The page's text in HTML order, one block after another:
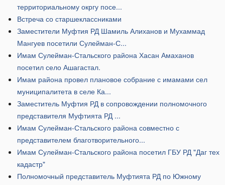
территориальному окргу посе...
Встреча со старшеклассниками
​Заместители Муфтия РД Шамиль Алиханов и Мухаммад
Мангуев посетили Сулейман-С...
​Имам Сулейман-Стальского района Хасан Амаханов
посетил село Ашагастал.
​Имам района провел плановое собрание с имамами сел
муниципалитета в селе Ка...
Заместитель Муфтия РД в сопровождении полномочного
представителя Муфтията РД ...
Имам Сулейман-Стальского района совместно с
представителем благотворительного...
Имам Сулейман-Стальского района посетил ГБУ РД "Даг тех
кадастр"
Полномочный представитель Муфтията РД по Южному